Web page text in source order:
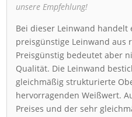
unsere Empfehlung!
Bei dieser Leinwand handelt
preisgünstige Leinwand aus
Preisgünstig bedeutet aber
Qualität. Die Leinwand
gleichmäßig strukturierte
hervorragenden Weißwert.
Preises und der sehr